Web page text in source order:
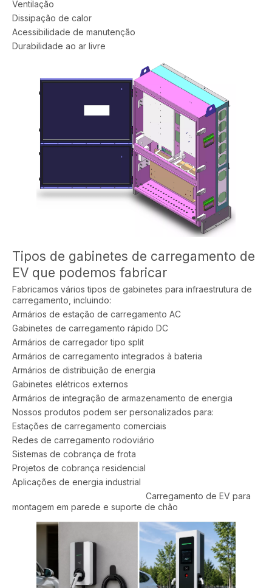
Ventilação
Dissipação de calor
Acessibilidade de manutenção
Durabilidade ao ar livre
Tipos de gabinetes de carregamento de
EV que podemos fabricar
Fabricamos vários tipos de gabinetes para infraestrutura de
carregamento, incluindo:
Armários de estação de carregamento AC
Gabinetes de carregamento rápido DC
Armários de carregador tipo split
Armários de carregamento integrados à bateria
Armários de distribuição de energia
Gabinetes elétricos externos
Armários de integração de armazenamento de energia
Nossos produtos podem ser personalizados para:
Estações de carregamento comerciais
Redes de carregamento rodoviário
Sistemas de cobrança de frota
Projetos de cobrança residencial
Aplicações de energia industrial
Carregamento de EV para
montagem em parede e suporte de chão